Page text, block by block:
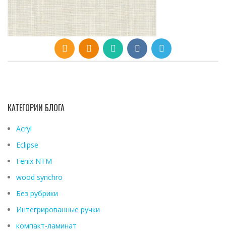
КАТЕГОРИИ БЛОГА
Acryl
Eclipse
Fenix ​​NTM
wood synchro
Без рубрики
Интегрированные ручки
компакт-ламинат